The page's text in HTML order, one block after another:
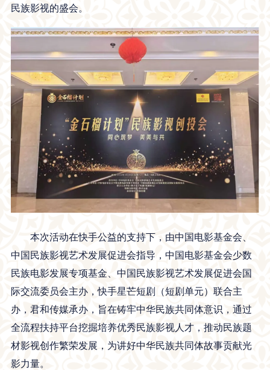
民族影视的盛会。
本次活动在快手公益的支持下，由中国电影基金会、
中国民族影视艺术发展促进会指导，中国电影基金会少数
民族电影发展专项基金、中国民族影视艺术发展促进会国
际交流委员会主办，快手星芒短剧（短剧单元）联合主
办，君和传媒承办，旨在铸牢中华民族共同体意识，通过
全流程扶持平台挖掘培养优秀民族影视人才，推动民族题
材影视创作繁荣发展，为讲好中华民族共同体故事贡献光
影力量。